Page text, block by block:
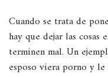
Cuando se trata de
hay que dejar las cosas
terminen mal. Un
esposo viera porno y